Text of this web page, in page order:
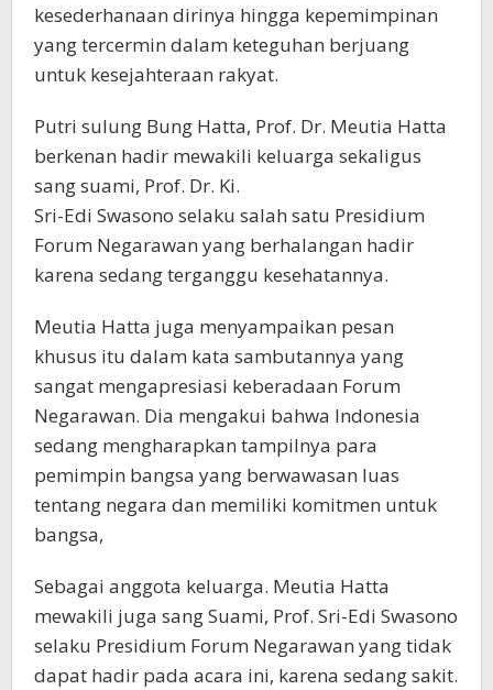
kesederhanaan dirinya hingga kepemimpinan
yang tercermin dalam keteguhan berjuang
untuk kesejahteraan rakyat.
Putri sulung Bung Hatta, Prof. Dr. Meutia Hatta
berkenan hadir mewakili keluarga sekaligus
sang suami, Prof. Dr. Ki.
Sri-Edi Swasono selaku salah satu Presidium
Forum Negarawan yang berhalangan hadir
karena sedang terganggu kesehatannya.
Meutia Hatta juga menyampaikan pesan
khusus itu dalam kata sambutannya yang
sangat mengapresiasi keberadaan Forum
Negarawan. Dia mengakui bahwa Indonesia
sedang mengharapkan tampilnya para
pemimpin bangsa yang berwawasan luas
tentang negara dan memiliki komitmen untuk
bangsa,
Sebagai anggota keluarga. Meutia Hatta
mewakili juga sang Suami, Prof. Sri-Edi Swasono
selaku Presidium Forum Negarawan yang tidak
dapat hadir pada acara ini, karena sedang sakit.